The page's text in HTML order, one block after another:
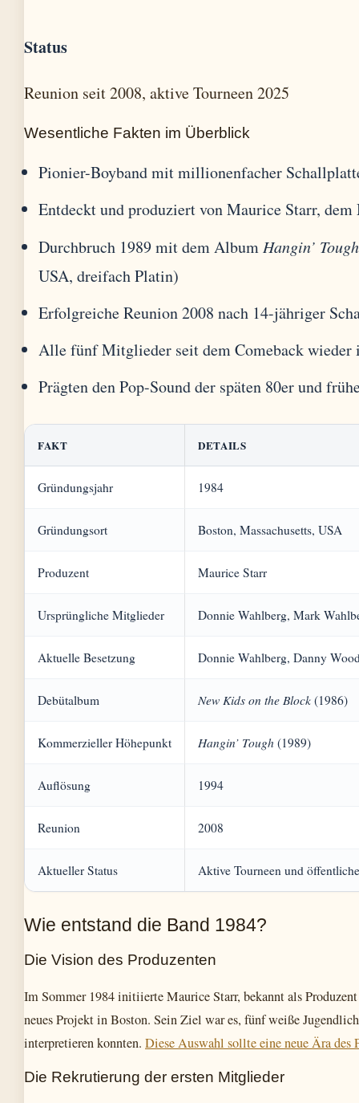
Status
Reunion seit 2008, aktive Tourneen 2025
Wesentliche Fakten im Überblick
Pionier-Boyband mit millionenfacher
Entdeckt und produziert von Maurice Starr,
Durchbruch 1989 mit dem AlbumHangin’ Tough
USA, dreifach Platin)
Erfolgreiche Reunion 2008 nach 14-jähriger
Alle fünf Mitglieder seit dem Comeback wieder
Prägten den Pop-Sound der späten 80er und
FAKT DETAILS
Gründungsjahr 1984
Gründungsort Boston, Massachusetts, USA
Produzent Maurice Starr
Ursprüngliche Mitglieder Donnie Wahlberg, Mark
Aktuelle Besetzung Donnie Wahlberg, Danny
Debütalbum New Kids on the Block (1986)
Kommerzieller Höhepunkt Hangin’ Tough (1989)
Auflösung 1994
Reunion 2008
Aktueller Status Aktive Tourneen und
Wie entstand die Band 1984?
Die Vision des Produzenten
Im Sommer 1984 initiierte Maurice Starr, bekannt als
neues Projekt in Boston. Sein Ziel war es, fünf weiße
interpretieren konnten. Diese Auswahl sollte eine neue Ära des
Die Rekrutierung der ersten Mitglieder